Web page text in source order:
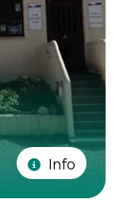
Info